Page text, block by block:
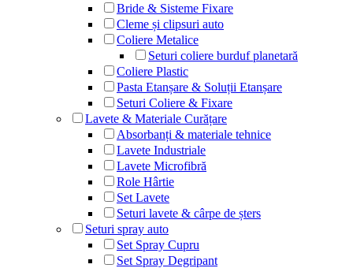
Bride & Sisteme Fixare
Cleme și clipsuri auto
Coliere Metalice
Seturi coliere burduf planetară
Coliere Plastic
Pasta Etanșare & Soluții Etanșare
Seturi Coliere & Fixare
Lavete & Materiale Curățare
Absorbanți & materiale tehnice
Lavete Industriale
Lavete Microfibră
Role Hârtie
Set Lavete
Seturi lavete & cârpe de șters
Seturi spray auto
Set Spray Cupru
Set Spray Degripant